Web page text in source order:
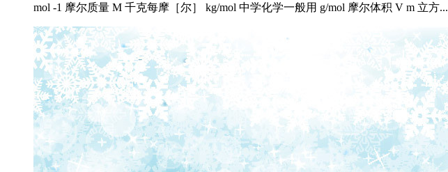
mol -1 摩尔质量 M 千克每摩［尔］ kg/mol 中学化学一般用 g/mol 摩尔体积 V m 立方...